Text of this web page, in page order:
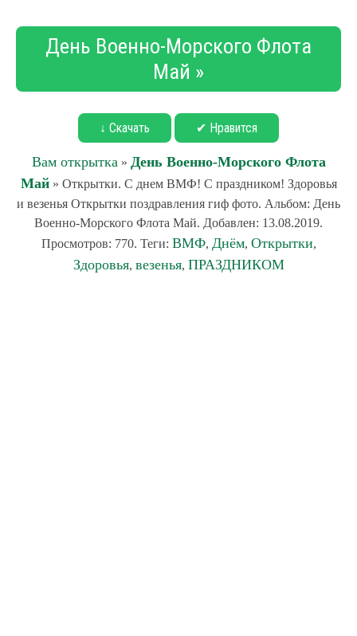
День Военно-Морского Флота
Май »
↓ Скачать ✔ Нравится
Вам открытка » День Военно-Морского Флота
Май» Открытки. С днем ВМФ! С праздником! Здоровья
и везенья Открытки поздравления гиф фото. Альбом: День
Военно-Морского Флота Май. Добавлен: 13.08.2019.
Просмотров: 770. Теги: ВМФ, Днём, Открытки,
Здоровья, везенья, ПРАЗДНИКОМ